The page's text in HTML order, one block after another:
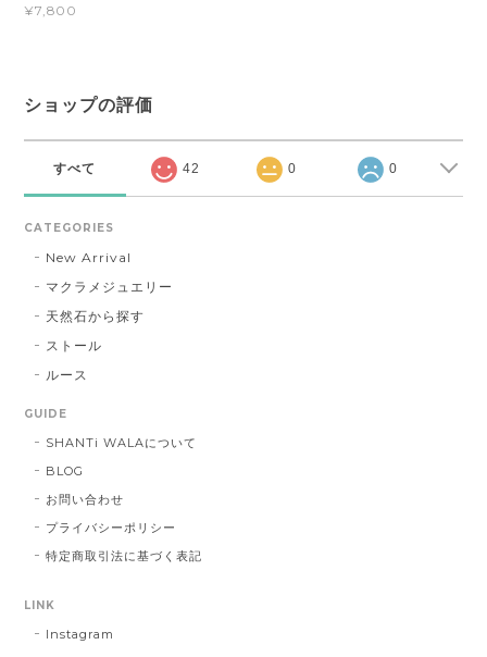
¥7,800
ショップの評価
すべて 42 0 0
CATEGORIES
New Arrival
マクラメジュエリー
天然石から探す
ストール
ルース
GUIDE
SHANTi WALAについて
BLOG
お問い合わせ
プライバシーポリシー
特定商取引法に基づく表記
LINK
Instagram